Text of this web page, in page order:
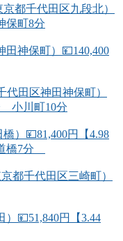
都千代田区九段北）
保町8分
神保町）💴140,400
田区神田神保町）
小川町10分
）💴81,400円【4.98
橋7分
都千代田区三崎町）
💴51,840円【3.44